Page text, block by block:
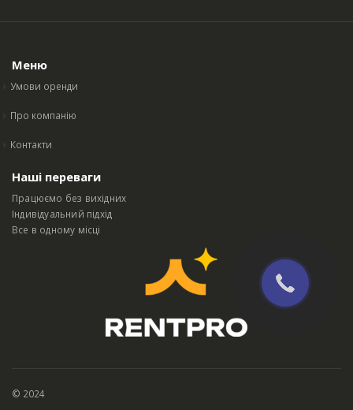
Меню
Умови оренди
Про компанію
Контакти
Наші переваги
Працюємо без вихідних
Індивідуальний підхід
Все в одному місці
© 2024